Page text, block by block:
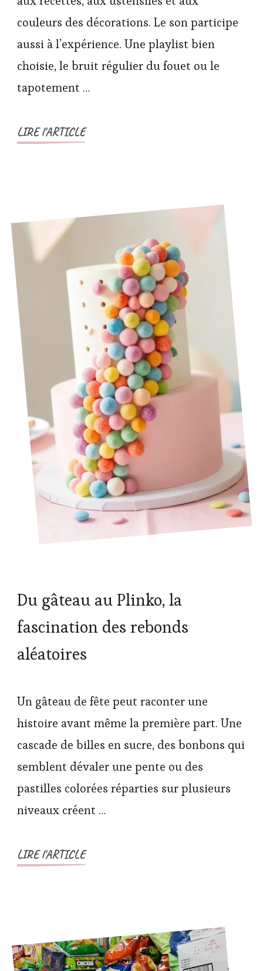
couleurs des décorations. Le son participe
aussi à l’expérience. Une playlist bien
choisie, le bruit régulier du fouet ou le
tapotement …
LIRE l'ARTICLE
Du gâteau au Plinko, la
fascination des rebonds
aléatoires
Un gâteau de fête peut raconter une
histoire avant même la première part. Une
cascade de billes en sucre, des bonbons qui
semblent dévaler une pente ou des
pastilles colorées réparties sur plusieurs
niveaux créent …
LIRE l'ARTICLE